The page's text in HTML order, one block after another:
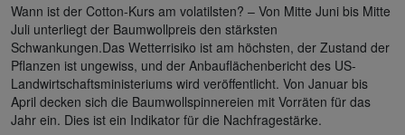
Wann ist der Cotton-Kurs am volatilsten? – Von Mitte Juni bis Mitte
Juli unterliegt der Baumwollpreis den stärksten
Schwankungen.Das Wetterrisiko ist am höchsten, der Zustand der
Pflanzen ist ungewiss, und der Anbauflächenbericht des US-
Landwirtschaftsministeriums wird veröffentlicht. Von Januar bis
April decken sich die Baumwollspinnereien mit Vorräten für das
Jahr ein. Dies ist ein Indikator für die Nachfragestärke.